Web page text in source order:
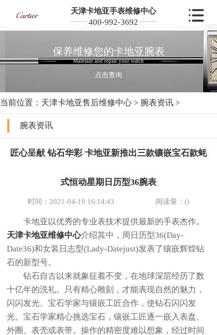
天津卡地亚手表维修中心
400-992-3692
保养维修您的卡地亚腕表
Maintain and repair your watch
点击查询
当前位置： 天津卡地亚售后维修中心 > 腕表资讯 >
腕表资讯
匠心呈献 钻石华彩 卡地亚新推出三款镶嵌宝石款蚝
式恒动星期日历型36腕表
时间：2021-04-19 16:14:43 阅读量：()
卡地亚以优秀的专业表技术提供最新的手表杰作。
天津卡地亚维修中心介绍其中，周日历型36(Day-
Date36)和女装日志型(Lady-Datejust)发表了镶嵌辉煌钻
石的新型号。
钻石自古以来就象征着不变，在地球深层经历了数
十亿年的洗礼。只有精心雕刻，才能表现自然的魅力，
闪闪发光。宝石学家与镶嵌工匠合作，使钻石闪闪发
光。宝石学家精心挑选宝石，镶嵌工匠逐一嵌入表盘、
外圈、表壳或表带。操作的精密度难以想象，经过时间